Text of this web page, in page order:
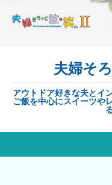
夫婦そ
アウトドア好きな夫とイ
ご飯を中心にスイーツや